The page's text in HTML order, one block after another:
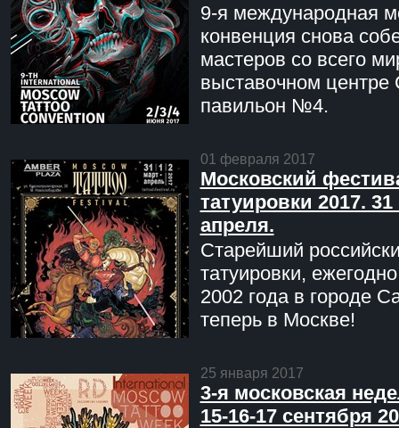
9-я международная
конвенция снова
мастеров со всего
выставочном центре
павильон №4.
01 февраля 2017
Московский
татуировки 2017. 31
апреля.
Старейший
татуировки,
2002 года в городе
теперь в Москве!
25 января 2017
3-я московская
15-16-17 сентября